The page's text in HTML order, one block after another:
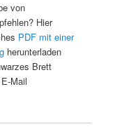
von
Hier
PDF mit einer
herunterladen
Brett
Mail